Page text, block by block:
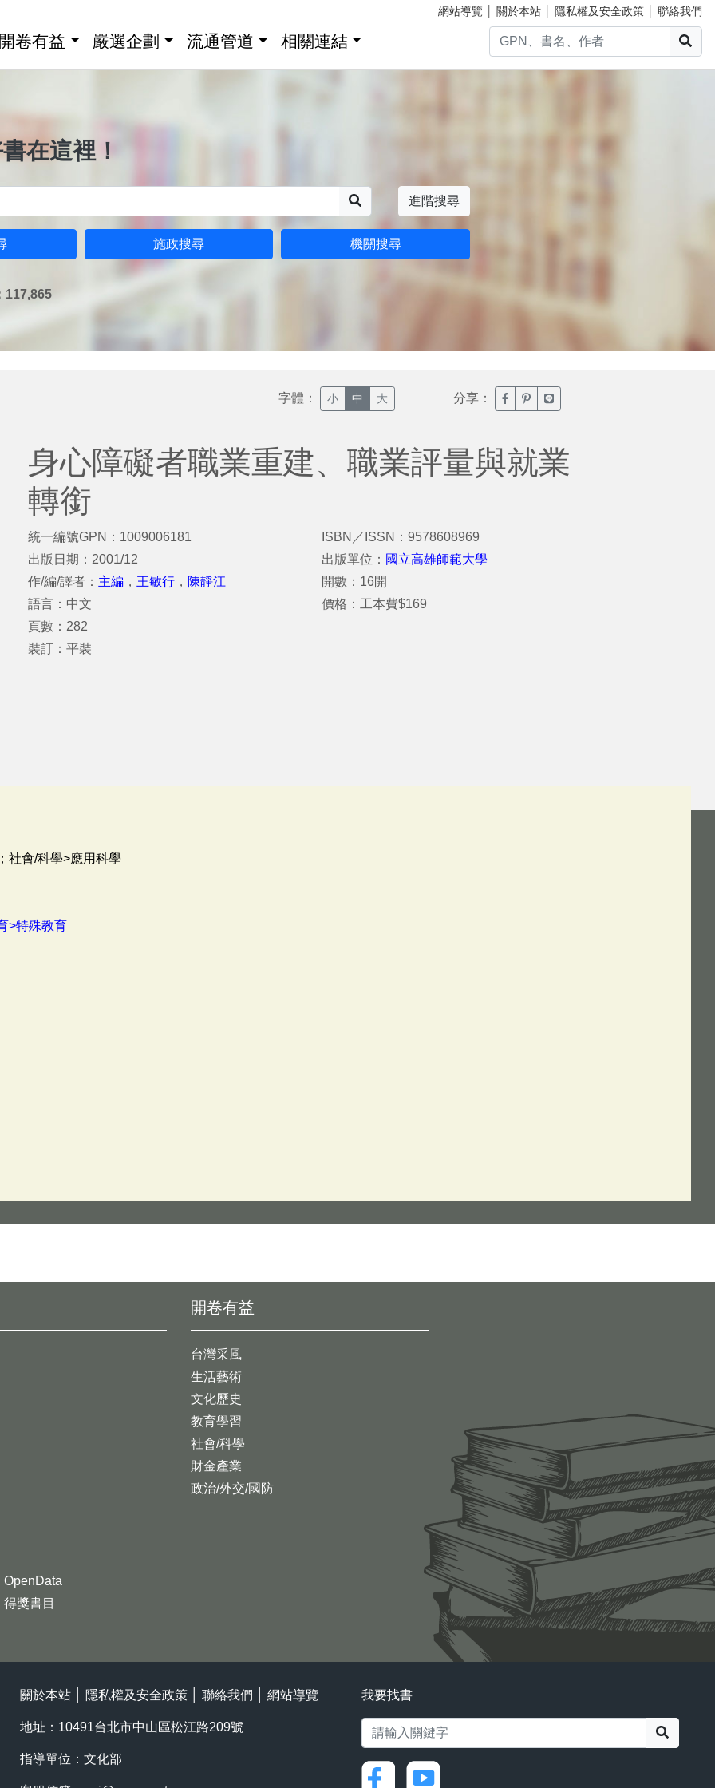
網站導覽 關於本站 隱私權及安全政策 聯絡我們
卷有益 嚴選企劃 流通管道 相關連結
在這裡！
進階搜尋
施政搜尋 機關搜尋
117,865
字體： 小 中 大 分享： 臉書分享(另開新視窗)
噗浪分享(另開新視窗)
Line分享(另開新視窗)
身心障礙者職業重建、職業評量與就業
轉銜
統一編號GPN：1009006181
出版日期：2001/12
作/編/譯者： 主編 ， 王敏行 ， 陳靜江
語言：中文
頁數：282
裝訂：平裝
ISBN／ISSN：9578608969
出版單位： 國立高雄師範大學
開數：16開
價格：工本費$169
社會/科學>應用科學
>特殊教育
開卷有益
台灣采風
生活藝術
文化歷史
教育學習
社會/科學
財金產業
政治/外交/國防
OpenData
得獎書目
關於本站 隱私權及安全政策 聯絡我們 網站導覽
地址：10491台北市中山區松江路209號
指導單位：文化部
我要找書